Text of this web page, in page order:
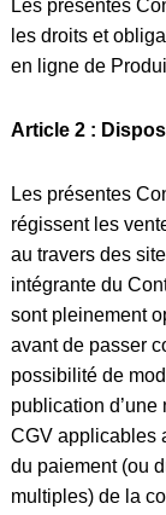
Les présentes
les droits et
en ligne de
Article 2 :
Les présentes
régissent les
au travers des
intégrante du
sont pleinement
avant de passer
possibilité de
publication
CGV applicables
du paiement (ou
multiples) de la